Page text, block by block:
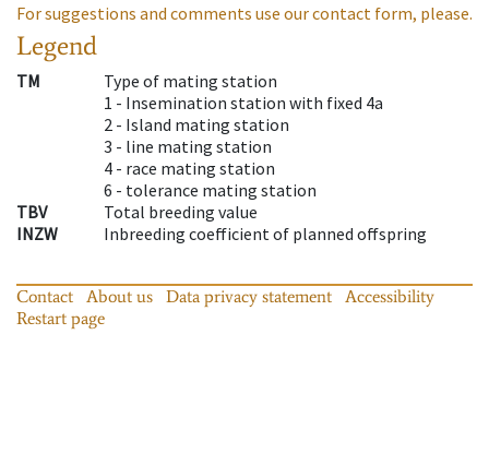
For suggestions and comments use our contact form, please.
Legend
TM
Type of mating station
1 - Insemination station with fixed 4a
2 - Island mating station
3 - line mating station
4 - race mating station
6 - tolerance mating station
TBV
Total breeding value
INZW
Inbreeding coefficient of planned offspring
Contact About us Data privacy statement
Accessibility
Restart page